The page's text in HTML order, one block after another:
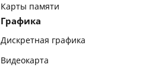
Карты памяти
Графика
Дискретная графика
Видеокарта